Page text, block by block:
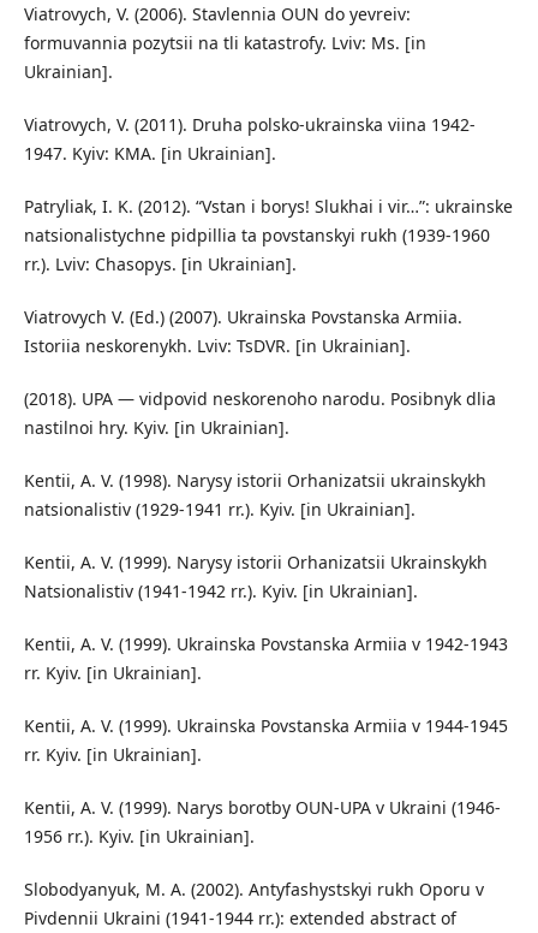
Viatrovych, V. (2006). Stavlennia OUN do yevreiv:
formuvannia pozytsii na tli katastrofy. Lviv: Ms. [in
Ukrainian].
Viatrovych, V. (2011). Druha polsko-ukrainska viina 1942-
1947. Kyiv: KMA. [in Ukrainian].
Patryliak, I. K. (2012). “Vstan i borys! Slukhai i vir…”: ukrainske
natsionalistychne pidpillia ta povstanskyi rukh (1939-1960
rr.). Lviv: Chasopys. [in Ukrainian].
Viatrovych V. (Ed.) (2007). Ukrainska Povstanska Armiia.
Istoriia neskorenykh. Lviv: TsDVR. [in Ukrainian].
(2018). UPA — vidpovid neskorenoho narodu. Posibnyk dlia
nastilnoi hry. Kyiv. [in Ukrainian].
Kentii, A. V. (1998). Narysy istorii Orhanizatsii ukrainskykh
natsionalistiv (1929-1941 rr.). Kyiv. [in Ukrainian].
Kentii, A. V. (1999). Narysy istorii Orhanizatsii Ukrainskykh
Natsionalistiv (1941-1942 rr.). Kyiv. [in Ukrainian].
Kentii, A. V. (1999). Ukrainska Povstanska Armiia v 1942-1943
rr. Kyiv. [in Ukrainian].
Kentii, A. V. (1999). Ukrainska Povstanska Armiia v 1944-1945
rr. Kyiv. [in Ukrainian].
Kentii, A. V. (1999). Narys borotby OUN-UPA v Ukraini (1946-
1956 rr.). Kyiv. [in Ukrainian].
Slobodyanyuk, M. A. (2002). Antyfashystskyi rukh Oporu v
Pivdennii Ukraini (1941-1944 rr.): extended abstract of